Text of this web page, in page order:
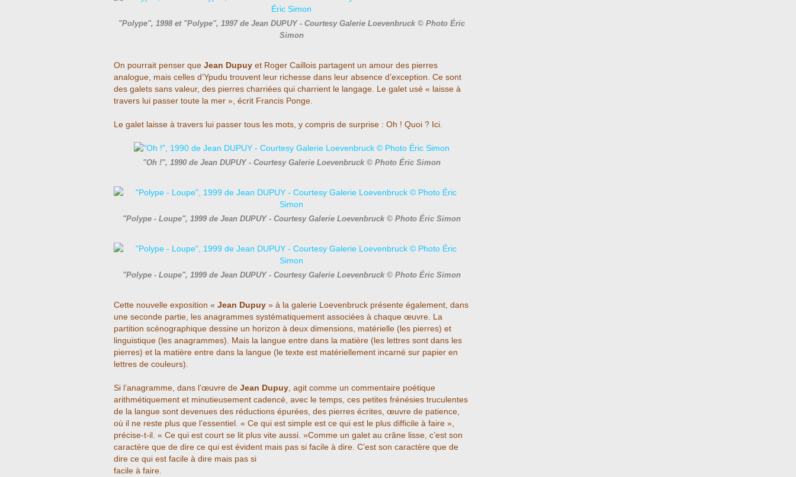
"Polype", 1998 et "Polype", 1997 de Jean DUPUY - Courtesy Galerie Loevenbruck © Photo Éric
Simon
On pourrait penser que Jean Dupuy et Roger Caillois partagent un amour des pierres
analogue, mais celles d’Ypudu trouvent leur richesse dans leur absence d’exception. Ce sont
des galets sans valeur, des pierres charriées qui charrient le langage. Le galet usé « laisse à
travers lui passer toute la mer », écrit Francis Ponge.
Le galet laisse à travers lui passer tous les mots, y compris de surprise : Oh ! Quoi ? Ici.
"Oh !", 1990 de Jean DUPUY - Courtesy Galerie Loevenbruck © Photo Éric Simon
"Polype - Loupe", 1999 de Jean DUPUY - Courtesy Galerie Loevenbruck © Photo Éric Simon
"Polype - Loupe", 1999 de Jean DUPUY - Courtesy Galerie Loevenbruck © Photo Éric Simon
Cette nouvelle exposition « Jean Dupuy » à la galerie Loevenbruck présente également, dans
une seconde partie, les anagrammes systématiquement associées à chaque œuvre. La
partition scénographique dessine un horizon à deux dimensions, matérielle (les pierres) et
linguistique (les anagrammes). Mais la langue entre dans la matière (les lettres sont dans les
pierres) et la matière entre dans la langue (le texte est matériellement incarné sur papier en
lettres de couleurs).
Si l’anagramme, dans l’œuvre de Jean Dupuy , agit comme un commentaire poétique
arithmétiquement et minutieusement cadencé, avec le temps, ces petites frénésies truculentes
de la langue sont devenues des réductions épurées, des pierres écrites, œuvre de patience,
où il ne reste plus que l’essentiel. « Ce qui est simple est ce qui est le plus difficile à faire »,
précise-t-il. « Ce qui est court se lit plus vite aussi. »Comme un galet au crâne lisse, c’est son
caractère que de dire ce qui est évident mais pas si facile à dire. C’est son caractère que de
dire ce qui est facile à dire mais pas si
facile à faire.